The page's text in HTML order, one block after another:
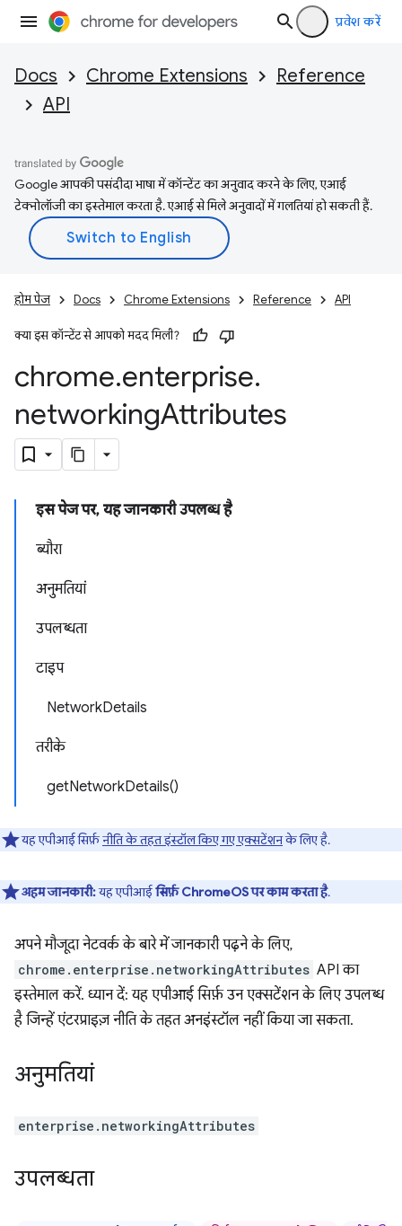
प्रवेश करें
Docs Chrome Extensions
Reference
API
Google आपकी पसंदीदा भाषा में कॉन्टेंट का अनुवाद करने के लिए, एआई
टेक्नोलॉजी का इस्तेमाल करता है. एआई से मिले अनुवादों में गलतियां हो सकती हैं.
होम पेज Docs Chrome Extensions Reference API
क्या इस कॉन्टेंट से आपको मदद मिली?
chrome.enterprise.
networkingAttributes
इस पेज पर, यह जानकारी उपलब्ध है
ब्यौरा
अनुमतियां
उपलब्धता
टाइप
NetworkDetails
तरीके
getNetworkDetails()
यह एपीआई सिर्फ़नीति के तहत इंस्टॉल किए गए एक्सटेंशनके लिए है.
अहम जानकारी:यह एपीआईसिर्फ़ ChromeOS पर काम करता है.
अपने मौजूदा नेटवर्क के बारे में जानकारी पढ़ने के लिए,
chrome.enterprise.networkingAttributes API का
इस्तेमाल करें. ध्यान दें: यह एपीआई सिर्फ़ उन एक्सटेंशन के लिए उपलब्ध
है जिन्हें एंटरप्राइज़ नीति के तहत अनइंस्टॉल नहीं किया जा सकता.
अनुमतियां
enterprise.networkingAttributes
उपलब्धता